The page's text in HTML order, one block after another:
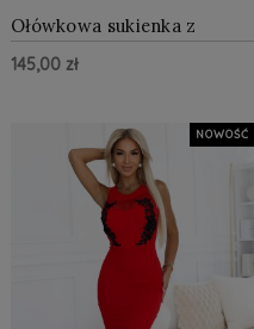
Ołówkowa sukienka z
koronkowymi rękawami i
zmysłowym dekoltem
145,00 zł
NOWOŚĆ